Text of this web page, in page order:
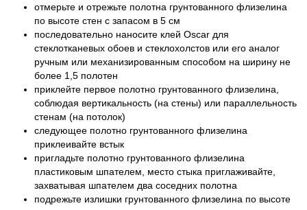
отмерьте и отрежьте полотна грунтованного флизелина
по высоте стен с запасом в 5 см
последовательно наносите клей Oscar для
стеклотканевых обоев и стеклохолстов или его аналог
ручным или механизированным способом на ширину не
более 1,5 полотен
приклейте первое полотно грунтованного флизелина,
соблюдая вертикальность (на стены) или параллельность
стенам (на потолок)
следующее полотно грунтованного флизелина
приклеивайте встык
пригладьте полотно грунтованного флизелина
пластиковым шпателем, место стыка приглаживайте,
захватывая шпателем два соседних полотна
подрежьте излишки грунтованного флизелина по высоте